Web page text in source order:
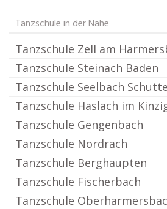
Tanzschule in der Nähe
Tanzschule Zell am
Tanzschule Steinach Baden
Tanzschule Seelbach
Tanzschule Haslach im
Tanzschule Gengenbach
Tanzschule Nordrach
Tanzschule Berghaupten
Tanzschule Fischerbach
Tanzschule